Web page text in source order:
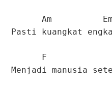
Am Em
Pasti kuangkat
F
Menjadi manusia